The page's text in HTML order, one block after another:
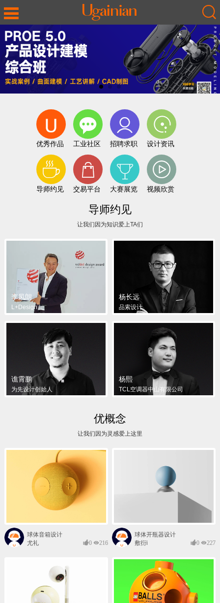
优秀作品 工业社区 招聘求职 设计资讯
导师约见 交易平台 大赛展览 视频欣赏
导师约见
让我们因为知识爱上TA们
李凤朗
L+Design
杨长远
品索设计
谯霄鹏
为先设计创始人
杨熙
TCL空调器中山有限公司
优概念
让我们因为灵感爱上这里
球体音箱设计
尤礼
0 216
球体开瓶器设计
敷衍i
0 227